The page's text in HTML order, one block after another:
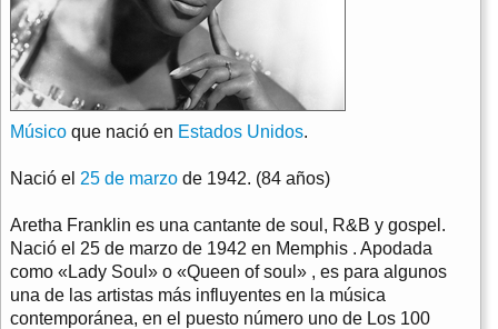
Músico que nació en Estados Unidos.
Nació el 25 de marzo de 1942. (84 años)
Aretha Franklin es una cantante de soul, R&B y gospel.
Nació el 25 de marzo de 1942 en Memphis . Apodada
como «Lady Soul» o «Queen of soul» , es para algunos
una de las artistas más influyentes en la música
contemporánea, en el puesto número uno de Los 100